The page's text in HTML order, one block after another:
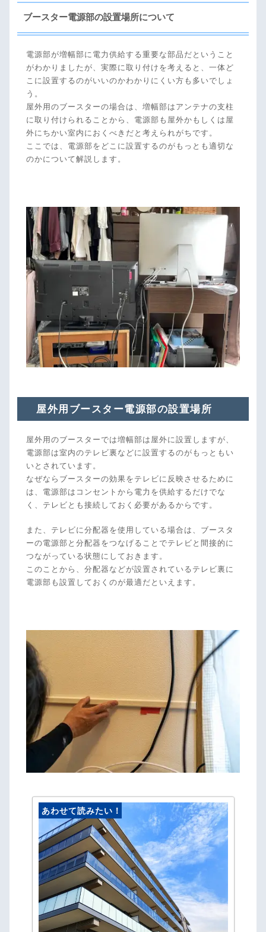
ブースター電源部の設置場所について
電源部が増幅部に電力供給する重要な部品だということ
がわかりましたが、実際に取り付けを考えると、一体ど
こに設置するのがいいのかわかりにくい方も多いでしょ
う。
屋外用のブースターの場合は、増幅部はアンテナの支柱
に取り付けられることから、電源部も屋外かもしくは屋
外にちかい室内におくべきだと考えられがちです。
ここでは、電源部をどこに設置するのがもっとも適切な
のかについて解説します。
屋外用ブースター電源部の設置場所
屋外用のブースターでは増幅部は屋外に設置しますが、
電源部は室内のテレビ裏などに設置するのがもっともい
いとされています。
なぜならブースターの効果をテレビに反映させるために
は、電源部はコンセントから電力を供給するだけでな
く、テレビとも接続しておく必要があるからです。
また、テレビに分配器を使用している場合は、ブースタ
ーの電源部と分配器をつなげることでテレビと間接的に
つながっている状態にしておきます。
このことから、分配器などが設置されているテレビ裏に
電源部も設置しておくのが最適だといえます。
あわせて読みたい！